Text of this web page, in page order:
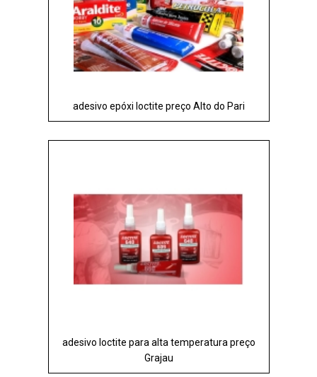
adesivo epóxi loctite preço Alto do Pari
adesivo loctite para alta temperatura preço
Grajau